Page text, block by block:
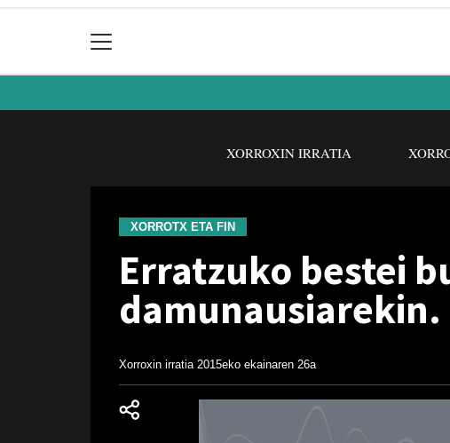
XORROXIN IRRATIA
XORROTX ETA FIN
Erratzuko bestei
damunausiarekin.
Xorroxin irratia 2015eko ekainaren 26a